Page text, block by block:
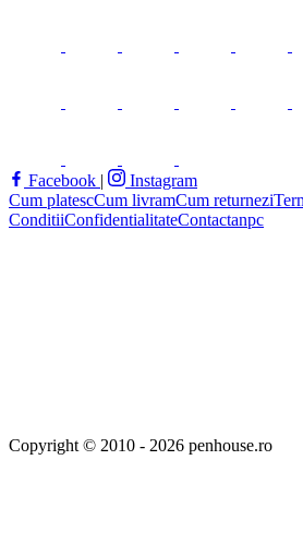
Facebook |
Instagram
Cum platescCum livramCum returnezi
ConditiiConfidentialitateContactanpc
Copyright © 2010 - 2026 penhouse.ro